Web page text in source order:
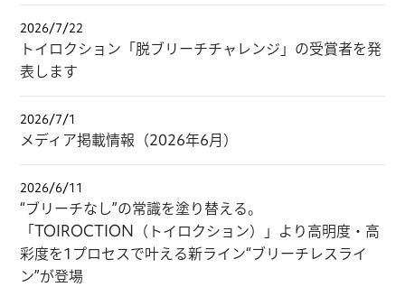
2026/7/22
トイロクション「脱ブリーチチャレンジ」の受賞者を発
表します
2026/7/1
メディア掲載情報（2026年6月）
2026/6/11
“ブリーチなし”の常識を塗り替える。
「TOIROCTION（トイロクション）」より高明度・高
彩度を1プロセスで叶える新ライン“ブリーチレスライ
ン”が登場